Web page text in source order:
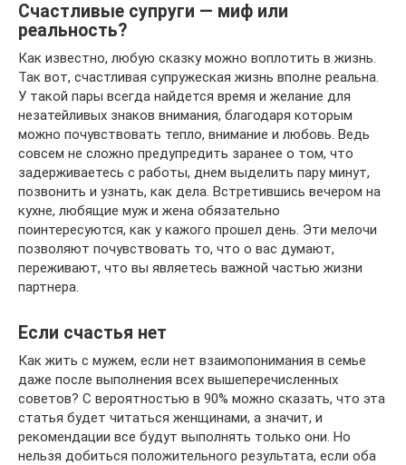
Счастливые супруги — миф или
реальность?
Как известно, любую сказку можно воплотить в жизнь.
Так вот, счастливая супружеская жизнь вполне реальна.
У такой пары всегда найдется время и желание для
незатейливых знаков внимания, благодаря которым
можно почувствовать тепло, внимание и любовь. Ведь
совсем не сложно предупредить заранее о том, что
задерживаетесь с работы, днем выделить пару минут,
позвонить и узнать, как дела. Встретившись вечером на
кухне, любящие муж и жена обязательно
поинтересуются, как у кажого прошел день. Эти мелочи
позволяют почувствовать то, что о вас думают,
переживают, что вы являетесь важной частью жизни
партнера.
Если счастья нет
Как жить с мужем, если нет взаимопонимания в семье
даже после выполнения всех вышеперечисленных
советов? С вероятностью в 90% можно сказать, что эта
статья будет читаться женщинами, а значит, и
рекомендации все будут выполнять только они. Но
нельзя добиться положительного результата, если оба